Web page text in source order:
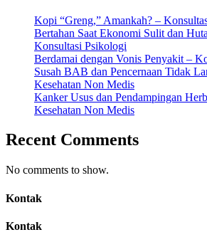
Kopi “Greng,” Amankah? –
Bertahan Saat Ekonomi Sulit dan
Konsultasi Psikologi
Berdamai dengan Vonis Penyakit –
Susah BAB dan Pencernaan Tidak
Kesehatan Non Medis
Kanker Usus dan Pendampingan
Kesehatan Non Medis
Recent Comments
No comments to show.
Kontak
Kontak